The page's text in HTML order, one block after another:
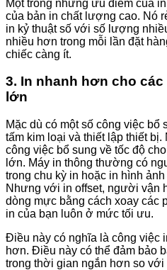
Một trong những ưu điểm của
của bản in chất lượng cao. Nó
in kỷ thuật số với số lượng
nhiều hơn trong mỗi lần đặt
chiếc càng ít.
3. In nhanh hơn cho
lớn
Mặc dù có một số công việc bổ
tấm kim loại và thiết lập thiết
công việc bổ sung về tốc độ
lớn. Máy in thông thường có
trong chu kỳ in hoặc in hình
Nhưng với in offset, người vận
dòng mực bằng cách xoay các
in của bạn luôn ở mức tối ưu.
Điều này có nghĩa là công việc
hơn. Điều này có thể đảm bảo
trong thời gian ngắn hơn so với